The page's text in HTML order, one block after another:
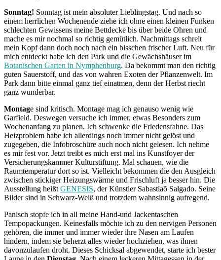
Sonntag! Sonntag ist mein absoluter Lieblingstag. Und nach so
einem herrlichen Wochenende ziehe ich ohne einen kleinen Funken
schlechten Gewissens meine Bettdecke bis über beide Ohren und
mache es mir nochmal so richtig gemütlich. Nachmittags schreit
mein Kopf dann doch noch nach ein bisschen frischer Luft. Neu für
mich entdeckt habe ich den Park und die Gewächshäuser im
Botanischen Garten in Nymphenburg. Da bekommt man den richtig
guten Sauerstoff, und das von wahren Exoten der Pflanzenwelt. Im
Park dann bitte einmal ganz tief einatmen, denn der Herbst riecht
ganz wunderbar.
Montage sind kritisch. Montage mag ich genauso wenig wie
Garfield. Deswegen versuche ich immer, etwas Besonders zum
Wochenanfang zu planen. Ich schwenke die Friedensfahne. Das
Heizproblem habe ich allerdings noch immer nicht gelöst und
zugegeben, die Infobroschüre auch noch nicht gelesen. Ich nehme
es mir fest vor. Jetzt treibt es mich erst mal ins Kunstfoyer der
Versicherungskammer Kulturstiftung. Mal schauen, wie die
Raumtemperatur dort so ist. Vielleicht bekommen die den Ausgleich
zwischen stickiger Heizungswärme und Frischluft ja besser hin. Die
Ausstellung heißt GENESIS, der Künstler Sabastiaõ Salgado. Seine
Bilder sind in Schwarz-Weiß und trotzdem wahnsinnig aufregend.
Panisch stopfe ich in all meine Hand-und Jackentaschen
Tempopackungen. Keinesfalls möchte ich zu den nervigen Personen
gehören, die immer und immer wieder ihre Nasen am Laufen
hindern, indem sie beherzt alles wieder hochziehen, was ihnen
davonzulaufen droht. Dieses Schicksal abgewendet, starte ich bester